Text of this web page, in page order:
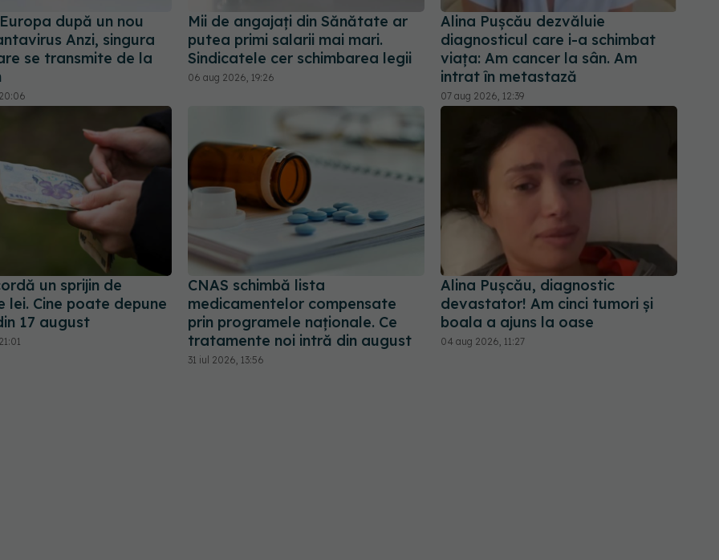
după un nou
Anzi, singura
se transmite de la
Mii de angajați din Sănătate ar
putea primi salarii mai mari.
Sindicatele cer schimbarea legii
06 aug 2026, 19:26
Alina Pușcău dezvăluie
diagnosticul care i-a schimbat
viața: Am cancer la sân. Am
intrat în metastază
07 aug 2026, 12:39
un sprijin de
lei. Cine poate depune
17 august
CNAS schimbă lista
medicamentelor compensate
prin programele naționale. Ce
tratamente noi intră din august
31 iul 2026, 13:56
Alina Pușcău, diagnostic
devastator! Am cinci tumori și
boala a ajuns la oase
04 aug 2026, 11:27